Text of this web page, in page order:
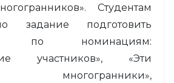
Студентам
задание подготовить
по номинациям:
участников», «Эти
многогранники»,